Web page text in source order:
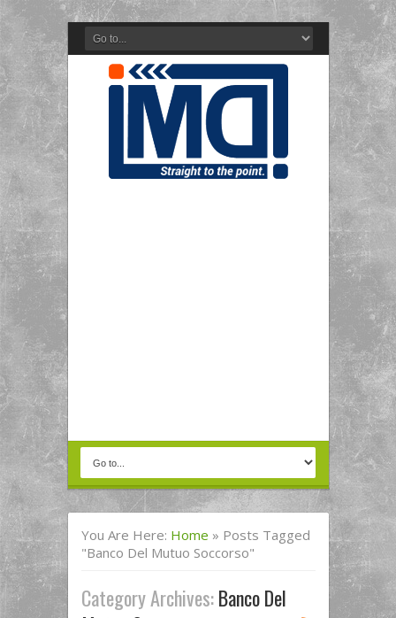
You Are Here: Home » Posts Tagged
"banco Del Mutuo Soccorso"
Category Archives:Banco Del